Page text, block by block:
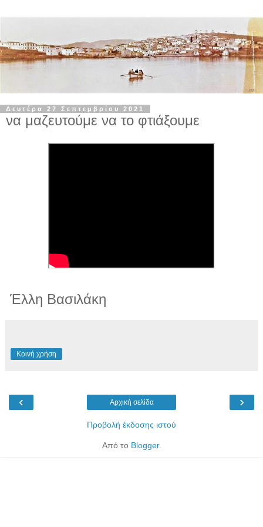
Δευτέρα 27 Σεπτεμβρίου 2021
να μαζευτούμε να το φτιάξουμε
Έλλη Βασιλάκη
Κοινή χρήση
‹ ›
Αρχική σελίδα
Προβολή έκδοσης ιστού
Από το Blogger.